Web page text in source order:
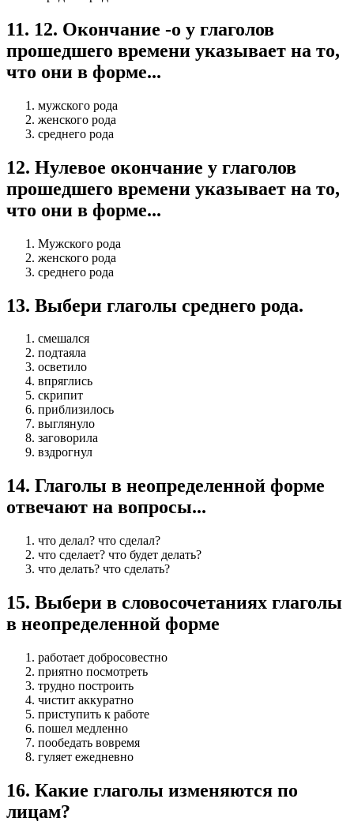
11. 12. Окончание -о у глаголов
прошедшего времени указывает на то,
что они в форме...
мужского рода
женского рода
среднего рода
12. Нулевое окончание у глаголов
прошедшего времени указывает на то,
что они в форме...
Мужского рода
женского рода
среднего рода
13. Выбери глаголы среднего рода.
смешался
подтаяла
осветило
впряглись
скрипит
приблизилось
выглянуло
заговорила
вздрогнул
14. Глаголы в неопределенной форме
отвечают на вопросы...
что делал? что сделал?
что сделает? что будет делать?
что делать? что сделать?
15. Выбери в словосочетаниях глаголы
в неопределенной форме
работает добросовестно
приятно посмотреть
трудно построить
чистит аккуратно
приступить к работе
пошел медленно
пообедать вовремя
гуляет ежедневно
16. Какие глаголы изменяются по
лицам?